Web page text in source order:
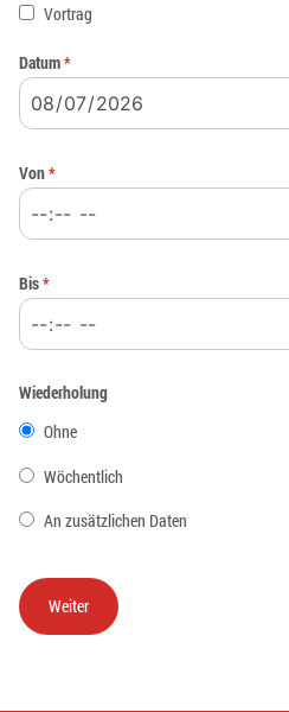
Vortrag
Datum*
Von*
Bis*
Wiederholung
Ohne
Wöchentlich
An zusätzlichen Daten